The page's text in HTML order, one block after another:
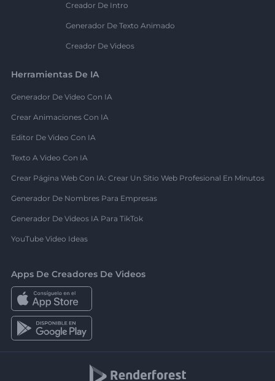
Creador De Intro
Generador De Texto Animado
Creador De Videos
Herramientas De IA
Generador De Video Con IA
Crear Animaciones Con IA
Editor De Video Con IA
Texto A Video Con IA
Crear Página Web Con IA: Crear Un Sitio Web Profesional En Minutos
Generador De Nombres Para Empresas
Generador De Videos IA Para TikTok
YouTube Video Ideas
Apps De Creadores De Videos